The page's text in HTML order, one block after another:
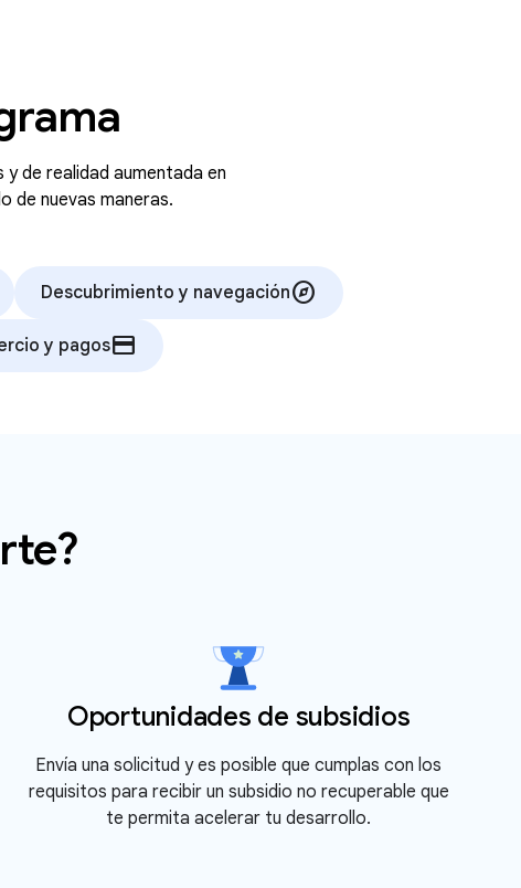
de realidad aumentada en
de nuevas maneras.
Descubrimiento y navegaciónexplore
y pagoscredit_card
Oportunidades de subsidios
Envía una solicitud y es posible que cumplas con los
requisitos para recibir un subsidio no recuperable que
te permita acelerar tu desarrollo.